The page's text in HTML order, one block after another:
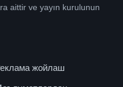
aittir ve yayın kurulunun
жойлаш